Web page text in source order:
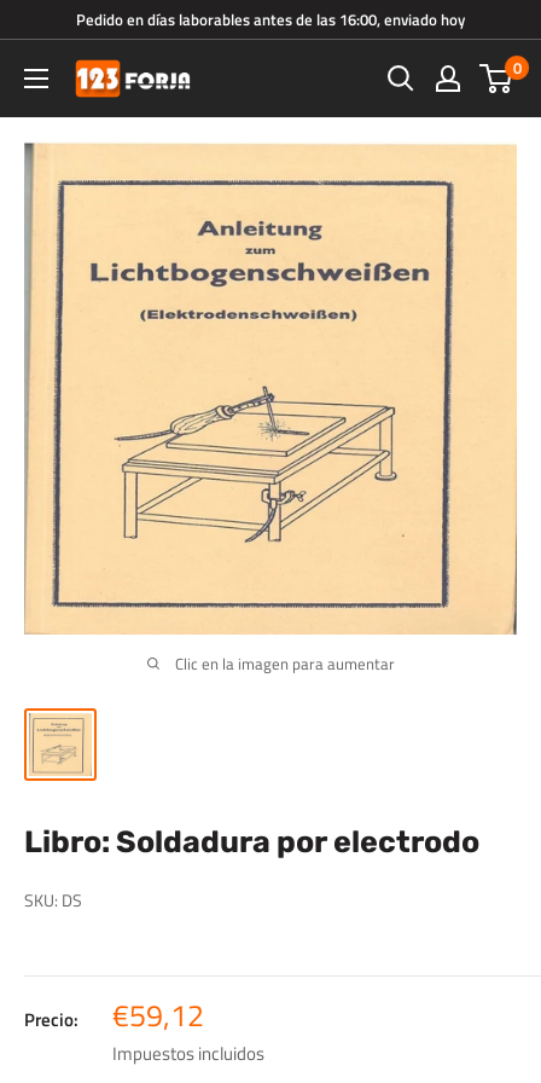
directamente
contenido
Pedido en días laborables antes de las 16:00, enviado hoy
123forja.es 0
Clic en la imagen para aumentar
Libro: Soldadura por electrodo
SKU: DS
Precio: Precio
de
€59,12
Impuestos incluidos